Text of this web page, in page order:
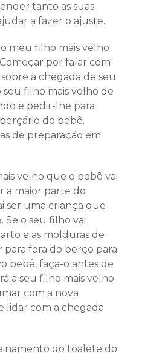
tanto as suas
a fazer o ajuste.
meu filho mais velho
por falar com
a chegada de seu
seu filho mais velho de
e pedir-lhe para
do bebê.
de preparação em
velho que o bebê vai
a maior parte do
ser uma criança que
Se o seu filho vai
e as molduras de
fora do berço para
bebê, faça-o antes de
a seu filho mais velho
com a nova
lidar com a chegada
do toalete do